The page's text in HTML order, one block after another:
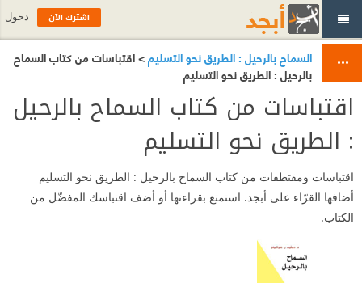
السماح بالرحيل : الطريق نحو التسليم> اقتباسات من كتاب السماح
بالرحيل : الطريق نحو التسليم
اقتباسات من كتاب السماح بالرحيل
: الطريق نحو التسليم
اقتباسات ومقتطفات من كتاب السماح بالرحيل : الطريق نحو التسليم
أضافها القرّاء على أبجد. استمتع بقراءتها أو أضف اقتباسك المفضّل من
الكتاب.
اشترك الآن دخول